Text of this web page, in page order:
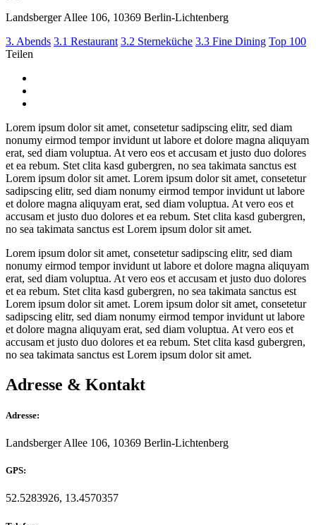
Landsberger Allee 106, 10369 Berlin-Lichtenberg
3. Abends 3.1 Restaurant 3.2 Sterneküche 3.3 Fine Dining Top 100
Teilen
Lorem ipsum dolor sit amet, consetetur sadipscing elitr, sed diam
nonumy eirmod tempor invidunt ut labore et dolore magna aliquyam
erat, sed diam voluptua. At vero eos et accusam et justo duo dolores
et ea rebum. Stet clita kasd gubergren, no sea takimata sanctus est
Lorem ipsum dolor sit amet. Lorem ipsum dolor sit amet, consetetur
sadipscing elitr, sed diam nonumy eirmod tempor invidunt ut labore
et dolore magna aliquyam erat, sed diam voluptua. At vero eos et
accusam et justo duo dolores et ea rebum. Stet clita kasd gubergren,
no sea takimata sanctus est Lorem ipsum dolor sit amet.
Lorem ipsum dolor sit amet, consetetur sadipscing elitr, sed diam
nonumy eirmod tempor invidunt ut labore et dolore magna aliquyam
erat, sed diam voluptua. At vero eos et accusam et justo duo dolores
et ea rebum. Stet clita kasd gubergren, no sea takimata sanctus est
Lorem ipsum dolor sit amet. Lorem ipsum dolor sit amet, consetetur
sadipscing elitr, sed diam nonumy eirmod tempor invidunt ut labore
et dolore magna aliquyam erat, sed diam voluptua. At vero eos et
accusam et justo duo dolores et ea rebum. Stet clita kasd gubergren,
no sea takimata sanctus est Lorem ipsum dolor sit amet.
Adresse & Kontakt
Adresse:
Landsberger Allee 106, 10369 Berlin-Lichtenberg
GPS:
52.5283926, 13.4570357